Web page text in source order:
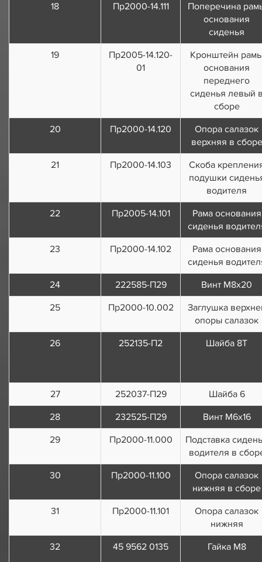
18
Пр2000-14.111
Поперечина
основания
сиденья
19
Пр2005-14.120-
01
Кронштейн
основания
переднего
сиденья левый
сборе
20
Пр2000-14.120
Опора салазок
верхняя в сборе
21
Пр2000-14.103
Скоба
подушки
водителя
22
Пр2005-14.101
Рама основания
сиденья
23
Пр2000-14.102
Рама основания
сиденья
24
222585-П29
Винт М8х20
25
Пр2000-10.002
Заглушка
опоры салазок
26
252135-П2 Шайба 8Т
27 252037-П29
Шайба 6
28
232525-П29
Винт М6х16
29
Пр2000-11.000
Подставка
водителя в
30
Пр2000-11.100
Опора салазок
нижняя в сборе
31
Пр2000-11.101
Опора салазок
нижняя
32
45 9562 0135 Гайка М8